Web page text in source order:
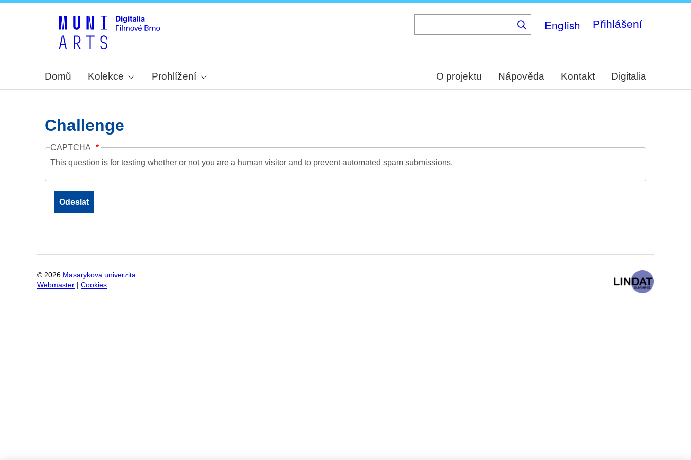
English Přihlášení
Domů Kolekce Prohlížení O projektu Nápověda Kontakt Digitalia
Challenge
CAPTCHA
This question is for testing whether or not you are a human visitor and to prevent automated spam submissions.
© 2026 Masarykova univerzita
Webmaster
Cookies